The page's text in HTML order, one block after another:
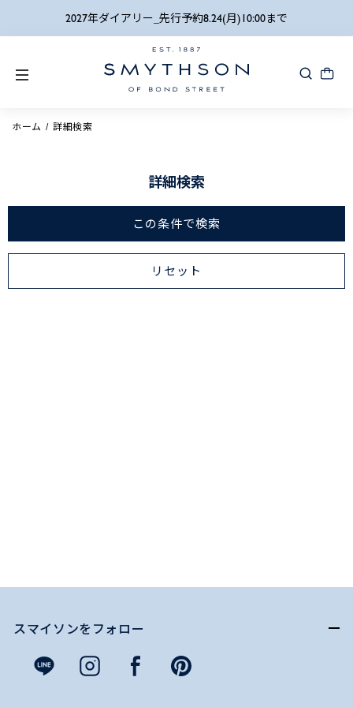
2027年ダイアリー_先行予約8.24(月)10:00まで
ホーム 詳細検索
詳細検索
この条件で検索
リセット
スマイソンをフォロー